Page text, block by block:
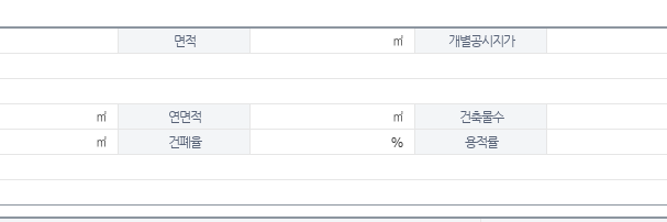
면적 ㎡ 개별공시지가
㎡ 연면적 ㎡ 건축물수
㎡ 건폐율 % 용적률